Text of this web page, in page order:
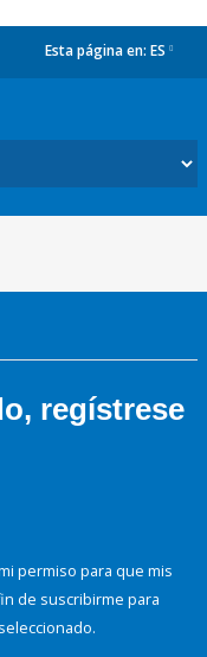
Esta página en: ES
regístrese
permiso para que mis
de suscribirme para